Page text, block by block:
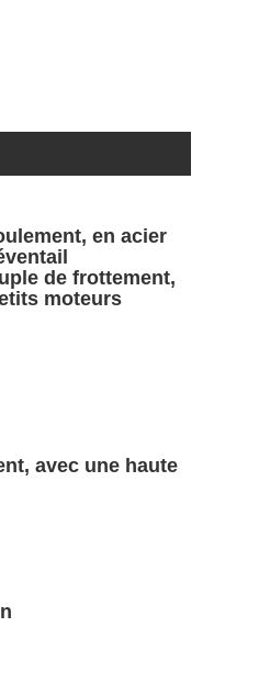
en acier
de frottement,
moteurs
avec une haute